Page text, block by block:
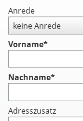
Anrede
Vorname*
Nachname*
Adresszusatz